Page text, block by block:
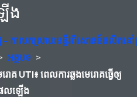
ង
- ការបកស្រាយមន្ទីរពិសោធន៍ផលិតន
អត្ថបទ >
ោគ UTI៖ ពេលការឆ្លងមេរោគធ្វើឲ្យ
លឡើង